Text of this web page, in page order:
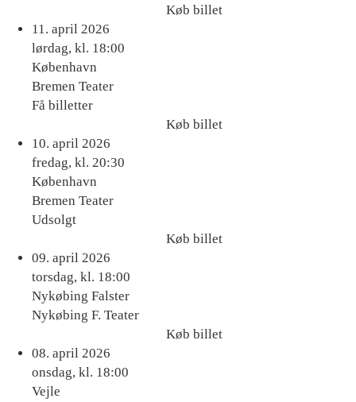
Køb billet
Køb
billet
11. april 2026
lørdag, kl. 18:00
København
Bremen Teater
Få billetter
Køb billet
Køb
billet
10. april 2026
fredag, kl. 20:30
København
Bremen Teater
Udsolgt
Køb billet
Køb
billet
09. april 2026
torsdag, kl. 18:00
Nykøbing Falster
Nykøbing F. Teater
Køb billet
Køb
billet
08. april 2026
onsdag, kl. 18:00
Vejle